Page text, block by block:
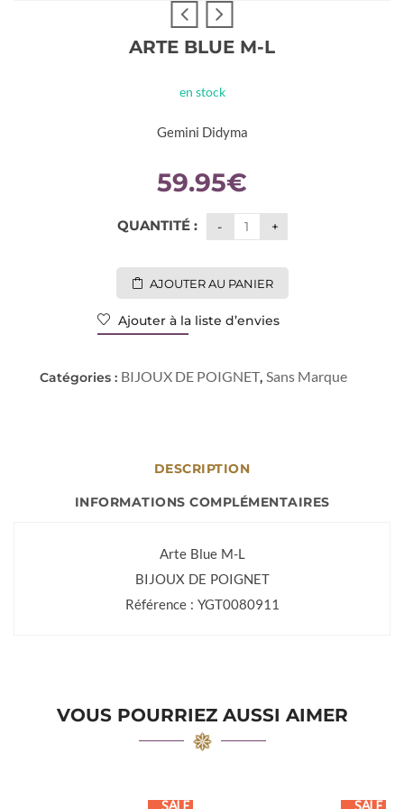
ARTE BLUE M-L
en stock
Gemini Didyma
59.95€
QUANTITÉ :
AJOUTER AU PANIER
Ajouter à la liste d’envies
Catégories : BIJOUX DE POIGNET, Sans Marque
DESCRIPTION
INFORMATIONS COMPLÉMENTAIRES
Arte Blue M-L
BIJOUX DE POIGNET
Référence : YGT0080911
VOUS POURRIEZ AUSSI AIMER